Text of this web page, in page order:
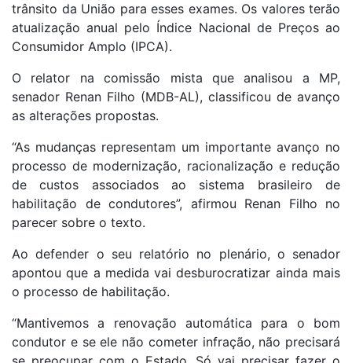
trânsito da União para esses exames. Os valores terão
atualização anual pelo Índice Nacional de Preços ao
Consumidor Amplo (IPCA).
O relator na comissão mista que analisou a MP,
senador Renan Filho (MDB-AL), classificou de avanço
as alterações propostas.
“As mudanças representam um importante avanço no
processo de modernização, racionalização e redução
de custos associados ao sistema brasileiro de
habilitação de condutores”, afirmou Renan Filho no
parecer sobre o texto.
Ao defender o seu relatório no plenário, o senador
apontou que a medida vai desburocratizar ainda mais
o processo de habilitação.
“Mantivemos a renovação automática para o bom
condutor e se ele não cometer infração, não precisará